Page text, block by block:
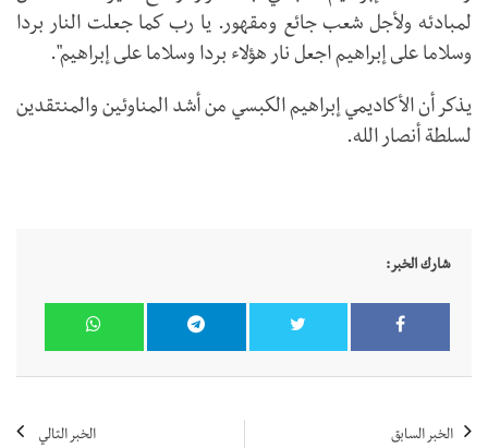
لمبادئه ولأجل شعب جائع ومقهور. يا رب كما جعلت النار بردا
وسلاما على إبراهيم اجعل نار هؤلاء بردا وسلاما على إبراهيم".
يذكر أن الأكاديمي إبراهيم الكبسي من أشد المناوئين والمنتقدين
لسلطة أنصار الله.
شارك الخبر:
الخبر السابق الخبر التالي